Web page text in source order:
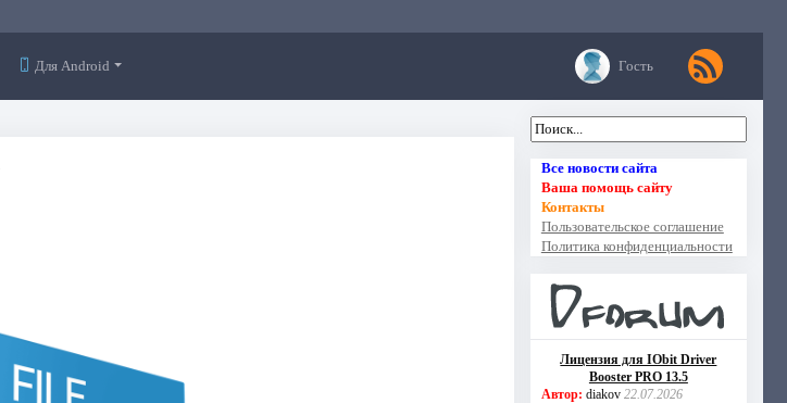
Для Android Гость
Все новости сайта
Ваша помощь сайту
Контакты
Пользовательское соглашение
Политика конфиденциальности
Лицензия для IObit Driver
Booster PRO 13.5
Автор: diakov 22.07.2026